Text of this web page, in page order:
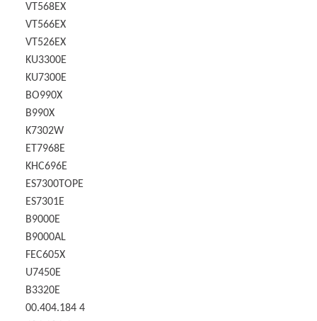
VT568EX
VT566EX
VT526EX
KU3300E
KU7300E
BO990X
B990X
K7302W
ET7968E
KHC696E
ES7300TOPE
ES7301E
B9000E
B9000AL
FEC605X
U7450E
B3320E
00.404.184 4